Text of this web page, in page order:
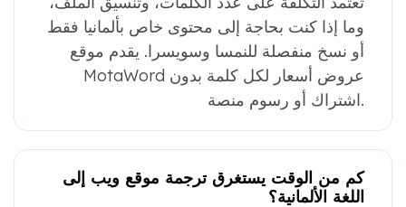
وما إذا كنت بحاجة إلى محتوى خاص بألمانيا فقط
أو نسخ منفصلة للنمسا وسويسرا. يقدم موقع
MotaWord عروض أسعار لكل كلمة بدون
اشتراك أو رسوم منصة.
كم من الوقت يستغرق ترجمة موقع ويب إلى
اللغة الألمانية؟